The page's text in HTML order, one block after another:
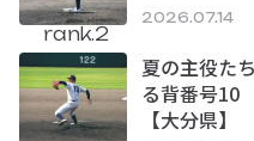
2026.07.14
rank.2
夏の主役た
る背番号10
【大分県】